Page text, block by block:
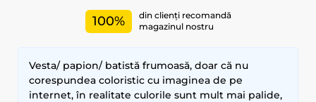
100%
din clienți recomandă
magazinul nostru
Vesta/ papion/ batistă frumoasă, doar că nu
corespundea coloristic cu imaginea de pe
internet, în realitate culorile sunt mult mai palide,